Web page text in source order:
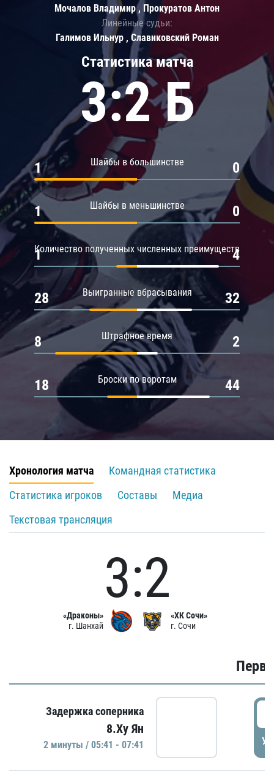
Статистика матча
3:2 Б
Шайбы в большинстве
1 0
Шайбы в меньшинстве
1 0
Количество полученных численных преимуществ
1 4
Выигранные вбрасывания
28 32
Штрафное время
8 2
Броски по воротам
18 44
Мочалов Владимир , Прокуратов Антон
Линейные судьи:
Галимов Ильнур , Славиковский Роман
Хронология матча
Командная статистика
Статистика игроков
Составы
Медиа
Текстовая трансляция
«Драконы»
г. Шанхай
3:2
«ХК Сочи»
г. Сочи
Задержка соперника
8.Ху Ян
2 минуты / 05:41 - 07:41